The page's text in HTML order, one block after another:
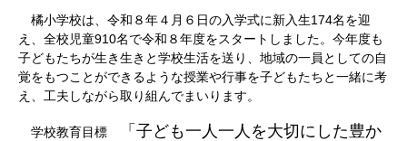
橘小学校は、令和８年４月６日の入学式に新入生174名を迎
え、全校児童910名で令和８年度をスタートしました。今年度も
子どもたちが生き生きと学校生活を送り、地域の一員としての自
覚をもつことができるような授業や行事を子どもたちと一緒に考
え、工夫しながら取り組んでまいります。
学校教育目標
「子ども一人一人を大切にした豊か